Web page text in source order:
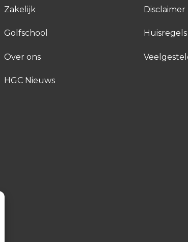
Zakelijk
Golfschool
Over ons
HGC Nieuws
Disclaimer
Huisregels